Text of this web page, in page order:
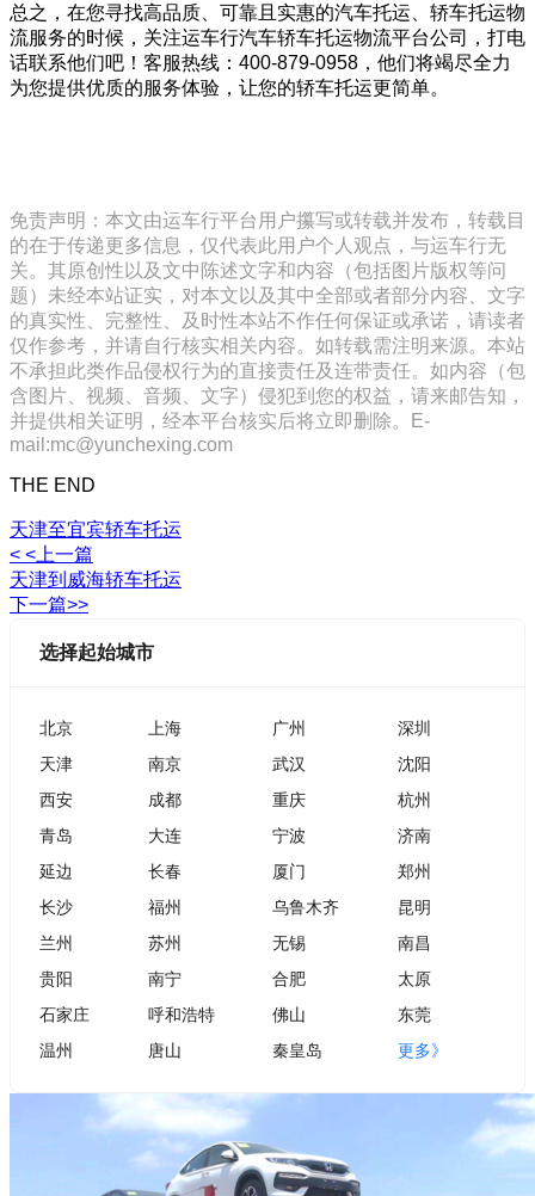
总之，在您寻找高品质、可靠且实惠的汽车托运、轿车托运物
流服务的时候，关注运车行汽车轿车托运物流平台公司，打电
话联系他们吧！客服热线：400-879-0958，他们将竭尽全力
为您提供优质的服务体验，让您的轿车托运更简单。
免责声明：本文由运车行平台用户攥写或转载并发布，转载目
的在于传递更多信息，仅代表此用户个人观点，与运车行无
关。其原创性以及文中陈述文字和内容（包括图片版权等问
题）未经本站证实，对本文以及其中全部或者部分内容、文字
的真实性、完整性、及时性本站不作任何保证或承诺，请读者
仅作参考，并请自行核实相关内容。如转载需注明来源。本站
不承担此类作品侵权行为的直接责任及连带责任。如内容（包
含图片、视频、音频、文字）侵犯到您的权益，请来邮告知，
并提供相关证明，经本平台核实后将立即删除。E-
mail:mc@yunchexing.com
THE END
天津至宜宾轿车托运
< <上一篇
天津到威海轿车托运
下一篇>>
选择起始城市
北京 上海 广州
深圳
天津
南京 武汉
沈阳
西安
成都 重庆
杭州
青岛
大连 宁波
济南
延边
长春 厦门
郑州
长沙
福州 乌鲁木齐
昆明
兰州
苏州 无锡
南昌
贵阳
南宁 合肥
太原
石家庄
呼和浩特 佛山
东莞
温州
唐山 秦皇岛 更多》